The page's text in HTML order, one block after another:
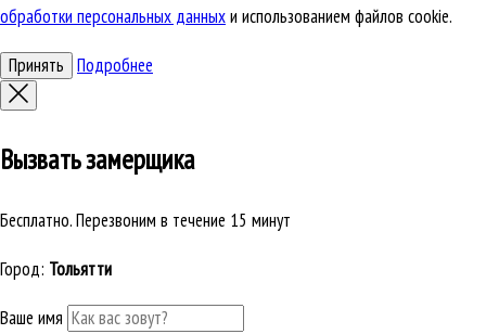
обработки персональных данныхи использованием файлов cookie.
Принять Подробнее
Вызвать замерщика
Бесплатно. Перезвоним в течение 15 минут
Город: Тольятти
Ваше имя